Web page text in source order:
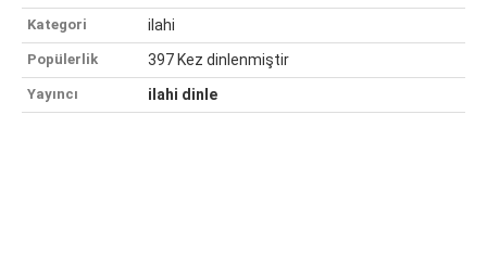
Kategori ilahi
Popülerlik 397 Kez dinlenmiştir
Yayıncı ilahi dinle